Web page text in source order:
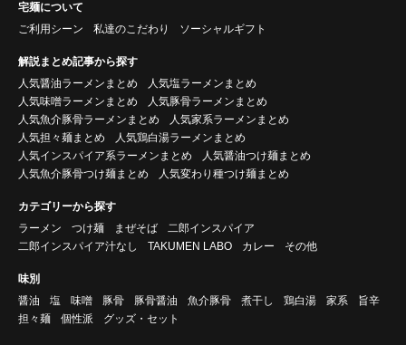
宅麺について
ご利用シーン
私達のこだわり ソーシャルギフト
解説まとめ記事から探す
人気醤油ラーメンまとめ
人気塩ラーメンまとめ
人気味噌ラーメンまとめ
人気豚骨ラーメンまとめ
人気魚介豚骨ラーメンまとめ
人気家系ラーメンまとめ
人気担々麺まとめ
人気鶏白湯ラーメンまとめ
人気インスパイア系ラーメンまとめ
人気醤油つけ麺まとめ
人気魚介豚骨つけ麺まとめ
人気変わり種つけ麺まとめ
カテゴリーから探す
ラーメン
つけ麺 まぜそば
二郎インスパイア
二郎インスパイア汁なし
TAKUMEN LABO カレー その他
味別
醤油
塩 味噌 豚骨 豚骨醤油 魚介豚骨 煮干し 鶏白湯 家系
旨辛
担々麺
個性派 グッズ・セット